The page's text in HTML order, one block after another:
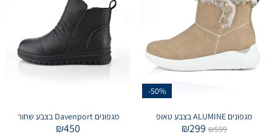
-50%
מגפונים ALUMINE בצבע טאופ
₪599
₪299
מגפונים Davenport בצבע שחור
₪450